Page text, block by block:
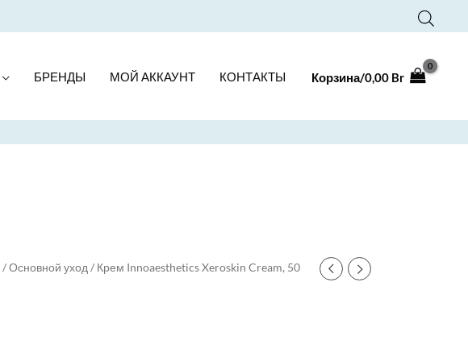
БРЕНДЫ МОЙ АККАУНТ КОНТАКТЫ Корзина/0,00 Br
/Основной уход / Крем Innoaesthetics Xeroskin Cream, 50